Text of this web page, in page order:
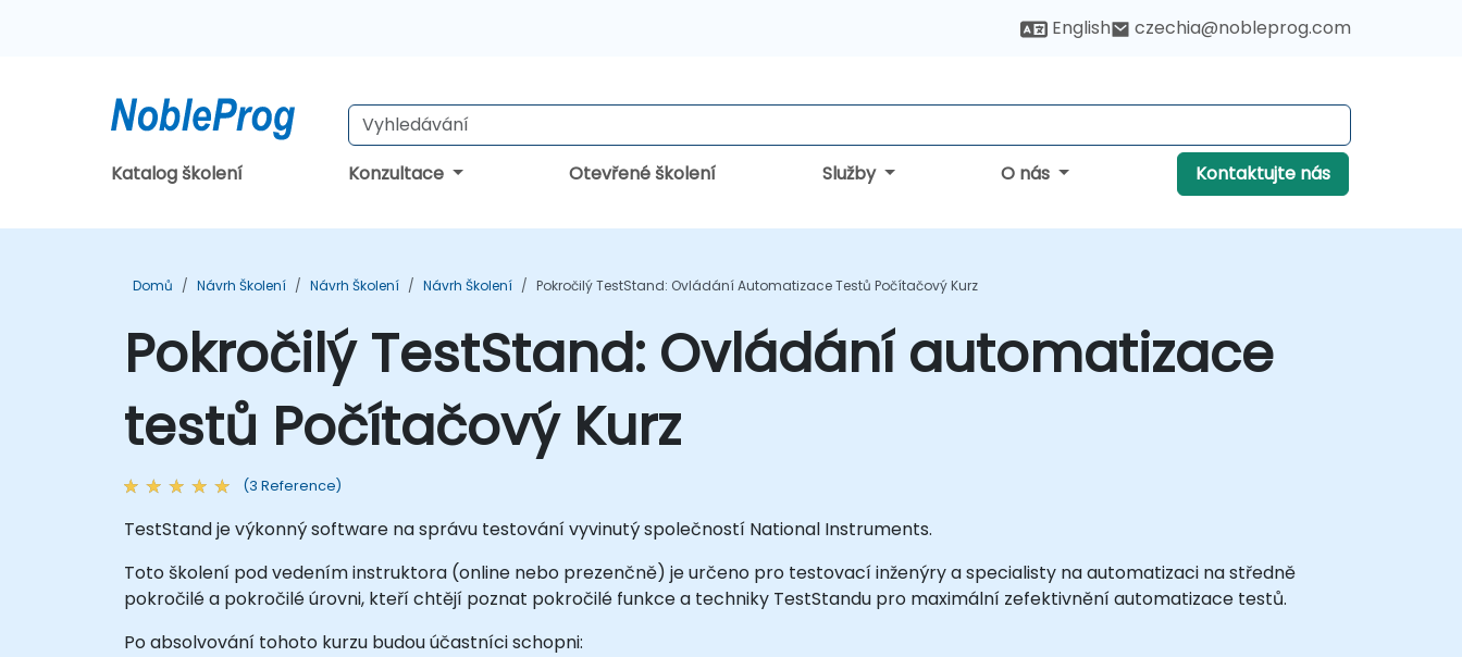
English czechia@nobleprog.com
Katalog školení Konzultace Otevřené školení Služby O nás Kontaktujte nás
Domů Návrh Školení Návrh Školení Návrh Školení Pokročilý TestStand: Ovládání Automatizace Testů Počítačový Kurz
Pokročilý TestStand: Ovládání automatizace
testů Počítačový Kurz
(3 Reference)
TestStand je výkonný software na správu testování vyvinutý společností National Instruments.
Toto školení pod vedením instruktora (online nebo prezenčně) je určeno pro testovací inženýry a specialisty na automatizaci na středně
pokročilé a pokročilé úrovni, kteří chtějí poznat pokročilé funkce a techniky TestStandu pro maximální zefektivnění automatizace testů.
Po absolvování tohoto kurzu budou účastníci schopni: